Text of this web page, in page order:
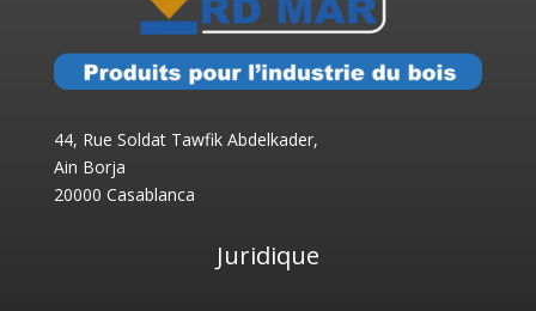
44, Rue Soldat Tawfik Abdelkader,
Ain Borja
20000 Casablanca
Juridique